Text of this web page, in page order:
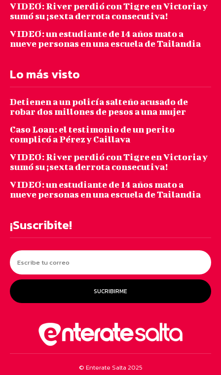
VIDEO: River perdió con Tigre en Victoria y
sumó su ¡sexta derrota consecutiva!
VIDEO: un estudiante de 14 años mato a
nueve personas en una escuela de Tailandia
Lo más visto
Detienen a un policía salteño acusado de
robar dos millones de pesos a una mujer
Caso Loan: el testimonio de un perito
complicó a Pérez y Caillava
VIDEO: River perdió con Tigre en Victoria y
sumó su ¡sexta derrota consecutiva!
VIDEO: un estudiante de 14 años mato a
nueve personas en una escuela de Tailandia
¡Suscribite!
SUCRIBIRME
© Enterate Salta 2025